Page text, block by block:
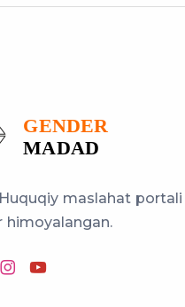
maslahat portali
himoyalangan.